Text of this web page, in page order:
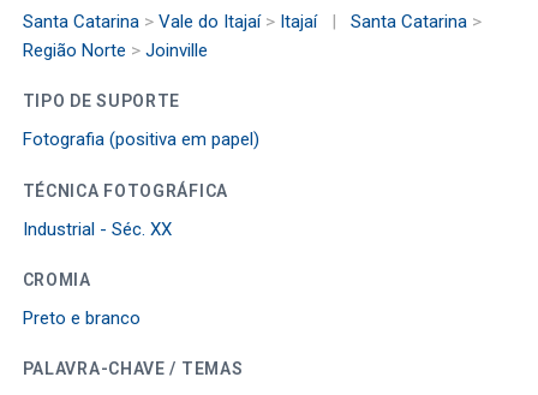
Santa Catarina> Vale do Itajaí> Itajaí | Santa Catarina>
Região Norte > Joinville
TIPO DE SUPORTE
Fotografia (positiva em papel)
TÉCNICA FOTOGRÁFICA
Industrial - Séc. XX
CROMIA
Preto e branco
PALAVRA-CHAVE / TEMAS